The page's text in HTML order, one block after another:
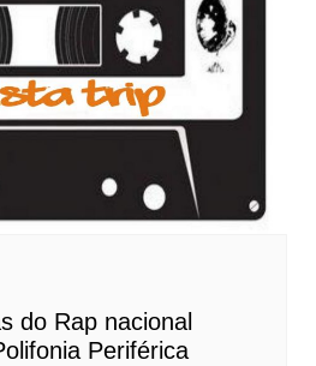
do Rap nacional
Periférica